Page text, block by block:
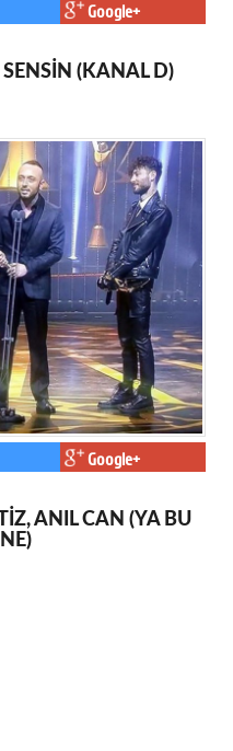
Google+
(KANAL D)
Google+
ANIL CAN (YA BU